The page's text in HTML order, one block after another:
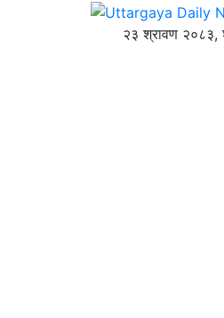
२३ श्रावण २०८३,